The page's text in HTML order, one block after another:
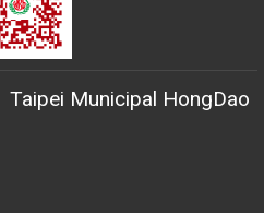
Taipei Municipal HongDao